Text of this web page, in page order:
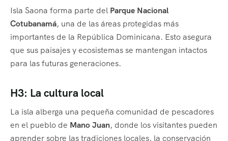
Isla Saona forma parte del Parque Nacional
Cotubanamá, una de las áreas protegidas más
importantes de la República Dominicana. Esto asegura
que sus paisajes y ecosistemas se mantengan intactos
para las futuras generaciones.
H3: La cultura local
La isla alberga una pequeña comunidad de pescadores
en el pueblo de Mano Juan, donde los visitantes pueden
aprender sobre las tradiciones locales, la conservación